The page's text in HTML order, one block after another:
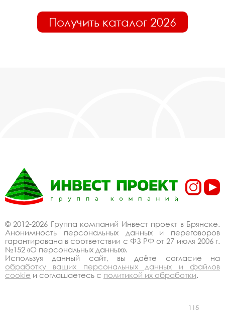
Получить каталог 2026
© 2012-2026 Группа компаний Инвест проект в Брянске.
Анонимность персональных данных и переговоров
гарантирована в соответствии с ФЗ РФ от 27 июля 2006 г.
№152 «О персональных данных».
Используя данный сайт, вы даёте согласие на
обработку ваших персональных данных и файлов
cookie и соглашаетесь с политикой их обработки.
115